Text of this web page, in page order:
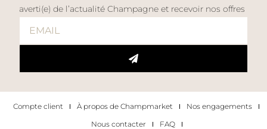
averti(e) de l’actualité Champagne et recevoir nos offres
Compte client À propos de Champmarket
Nos engagements
Nous contacter
FAQ